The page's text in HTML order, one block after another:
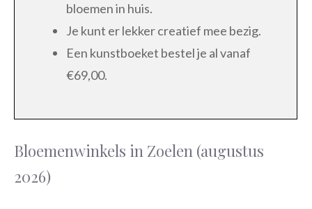
bloemen in huis.
Je kunt er lekker creatief mee bezig.
Een kunstboeket bestel je al vanaf
€69,00.
Bloemenwinkels in Zoelen (augustus
2026)